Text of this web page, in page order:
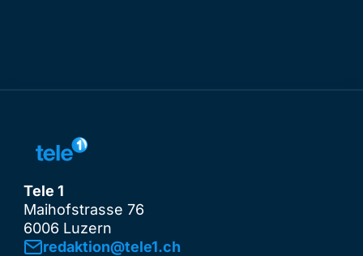
Tele 1
Maihofstrasse 76
6006 Luzern
redaktion@tele1.ch